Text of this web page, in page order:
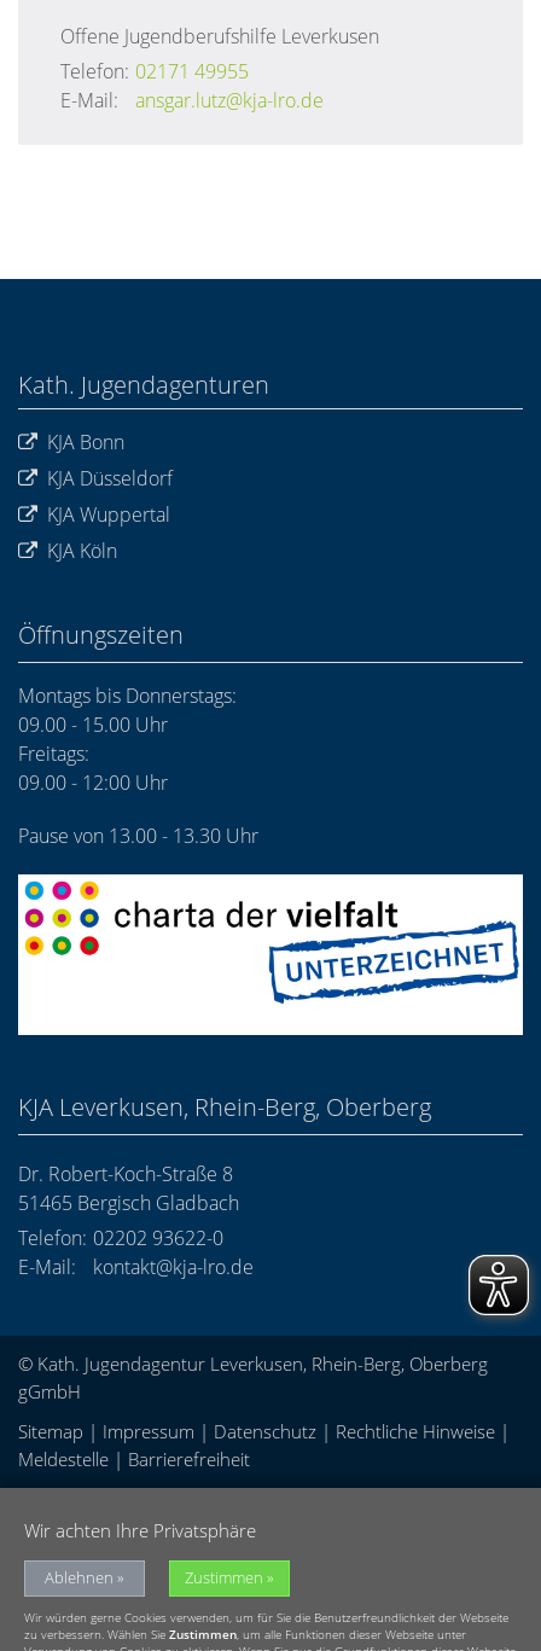
Offene Jugendberufshilfe Leverkusen
Telefon: 02171 49955
E-Mail:
ansgar.lutz@kja-lro.de
Kath. Jugendagenturen
KJA Bonn
KJA Düsseldorf
KJA Wuppertal
KJA Köln
Öffnungszeiten
Montags bis Donnerstags:
09.00 - 15.00 Uhr
Freitags:
09.00 - 12:00 Uhr
Pause von 13.00 - 13.30 Uhr
KJA Leverkusen, Rhein-Berg, Oberberg
Dr. Robert-Koch-Straße 8
51465 Bergisch Gladbach
Telefon: 02202 93622-0
E-Mail:
kontakt@kja-lro.de
© Kath. Jugendagentur Leverkusen, Rhein-Berg, Oberberg
gGmbH
Sitemap | Impressum | Datenschutz | Rechtliche Hinweise |
Meldestelle | Barrierefreiheit
Wir achten Ihre Privatsphäre
Ablehnen Zustimmen
Wir würden gerne Cookies verwenden, um für Sie die Benutzerfreundlichkeit der Webseite
zu verbessern. Wählen Sie Zustimmen, um alle Funktionen dieser Webseite unter